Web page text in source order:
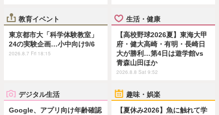
教育イベント
東京都市大「科学体験教室」
24の実験企画…小中向け9/6
2026.8.7 Fri 18:15
生活・健康
【高校野球2026夏】東海大甲
府・健大高崎・有明・長崎日
大が勝利…第4日は遊学館vs
青森山田ほか
2026.8.8 Sat 9:52
デジタル生活
Google、アプリ向け年齢確認
趣味・娯楽
【夏休み2026】魚に触れて学